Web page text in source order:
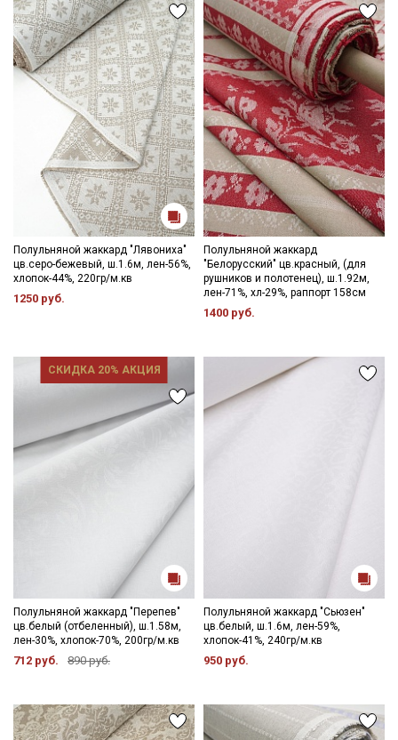
Полульняной жаккард "Лявониха"
цв.серо-бежевый, ш.1.6м, лен-56%,
хлопок-44%, 220гр/м.кв
1250 руб.
Полульняной жаккард
"Белорусский" цв.красный, (для
рушников и полотенец), ш.1.92м,
лен-71%, хл-29%, раппорт 158см
1400 руб.
СКИДКА 20% АКЦИЯ
Полульняной жаккард "Перепев"
цв.белый (отбеленный), ш.1.58м,
лен-30%, хлопок-70%, 200гр/м.кв
712 руб. 890 руб.
Полульняной жаккард "Сьюзен"
цв.белый, ш.1.6м, лен-59%,
хлопок-41%, 240гр/м.кв
950 руб.